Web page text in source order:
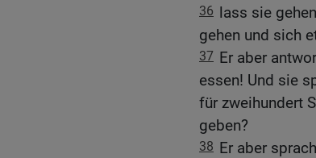
36 lass sie
gehen und sich
37 Er aber
essen! Und sie
für zweihundert
geben?
38 Er aber